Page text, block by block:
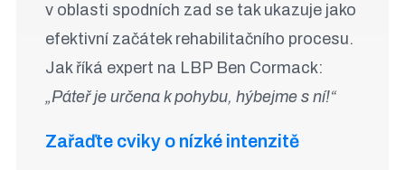
v oblasti spodních zad se tak ukazuje jako
efektivní začátek rehabilitačního procesu.
Jak říká expert na LBP Ben Cormack:
„Páteř je určena k pohybu, hýbejme s ní!“
Zařaďte cviky o nízké intenzitě